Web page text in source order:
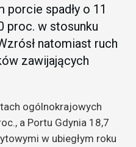
spadły o 11
proc. w stosunku
natomiast ruch
zawijających
ogólnokrajowych
a Portu Gdynia 18,7
w ubiegłym roku